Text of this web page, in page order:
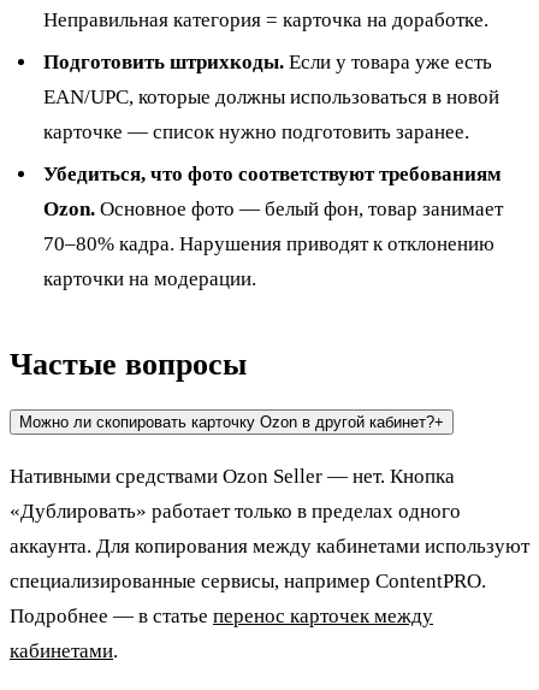
Неправильная категория = карточка на доработке.
Подготовить штрихкоды. Если у товара уже есть
EAN/UPC, которые должны использоваться в новой
карточке — список нужно подготовить заранее.
Убедиться, что фото соответствуют требованиям
Ozon. Основное фото — белый фон, товар занимает
70–80% кадра. Нарушения приводят к отклонению
карточки на модерации.
Частые вопросы
Можно ли скопировать карточку Ozon в другой кабинет?+
Нативными средствами Ozon Seller — нет. Кнопка
«Дублировать» работает только в пределах одного
аккаунта. Для копирования между кабинетами используют
специализированные сервисы, например ContentPRO.
Подробнее — в статье перенос карточек между
кабинетами.